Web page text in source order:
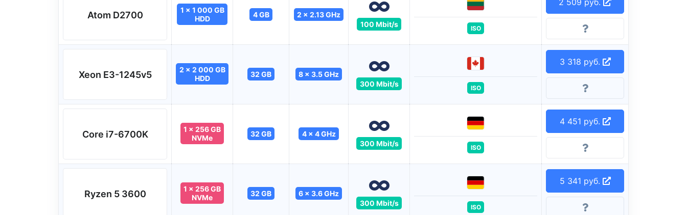
Atom D2700
1 x 1 000 GB
HDD
4 GB
2 x 2.13 GHz
100 Mbit/s
ISO
Xeon E3-1245v5
2 x 2 000 GB
HDD
32 GB
8 x 3.5 GHz
300 Mbit/s
ISO
3 318 руб.
Core i7-6700K
1 x 256 GB
NVMe
32 GB
4 x 4 GHz
300 Mbit/s
ISO
4 451 руб.
Ryzen 5 3600
1 x 256 GB
NVMe
32 GB
6 x 3.6 GHz
300 Mbit/s
ISO
5 341 руб.